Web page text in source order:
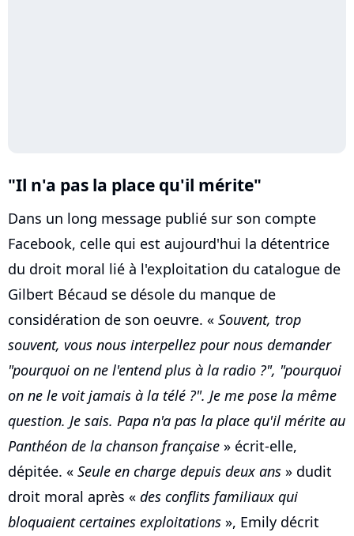
"Il n'a pas la place qu'il mérite"
Dans un long message publié sur son compte
Facebook, celle qui est aujourd'hui la détentrice
du droit moral lié à l'exploitation du catalogue de
Gilbert Bécaud se désole du manque de
considération de son oeuvre. « Souvent, trop
souvent, vous nous interpellez pour nous demander
"pourquoi on ne l'entend plus à la radio ?", "pourquoi
on ne le voit jamais à la télé ?". Je me pose la même
question. Je sais. Papa n'a pas la place qu'il mérite au
Panthéon de la chanson française » écrit-elle,
dépitée. « Seule en charge depuis deux ans » dudit
droit moral après « des conflits familiaux qui
bloquaient certaines exploitations », Emily décrit